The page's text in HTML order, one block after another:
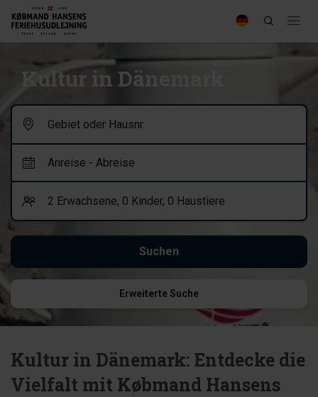
Kultur in Dänemark
Erweiterte Suche
Kultur in Dänemark: Entdecke die
Vielfalt mit Købmand Hansens